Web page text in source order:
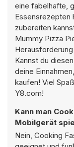
eine fabelhafte,
Essensrezepten
zubereiten
Mummy Pizza
Kannst du
deine
kaufen! Viel
Y8.com!
Kann man
Mobilgerät
Nein, Cooking